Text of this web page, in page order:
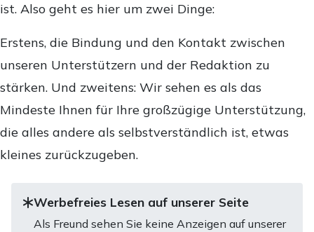
ist. Also geht es hier um zwei Dinge:
Erstens, die Bindung und den Kontakt zwischen
unseren Unterstützern und der Redaktion zu
stärken. Und zweitens: Wir sehen es als das
Mindeste Ihnen für Ihre großzügige Unterstützung,
die alles andere als selbstverständlich ist, etwas
kleines zurückzugeben.
Werbefreies Lesen auf unserer Seite
Als Freund sehen Sie keine Anzeigen auf unserer